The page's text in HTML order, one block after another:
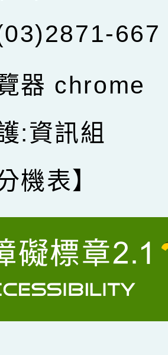
667
器 chrome
:資訊組
機表】